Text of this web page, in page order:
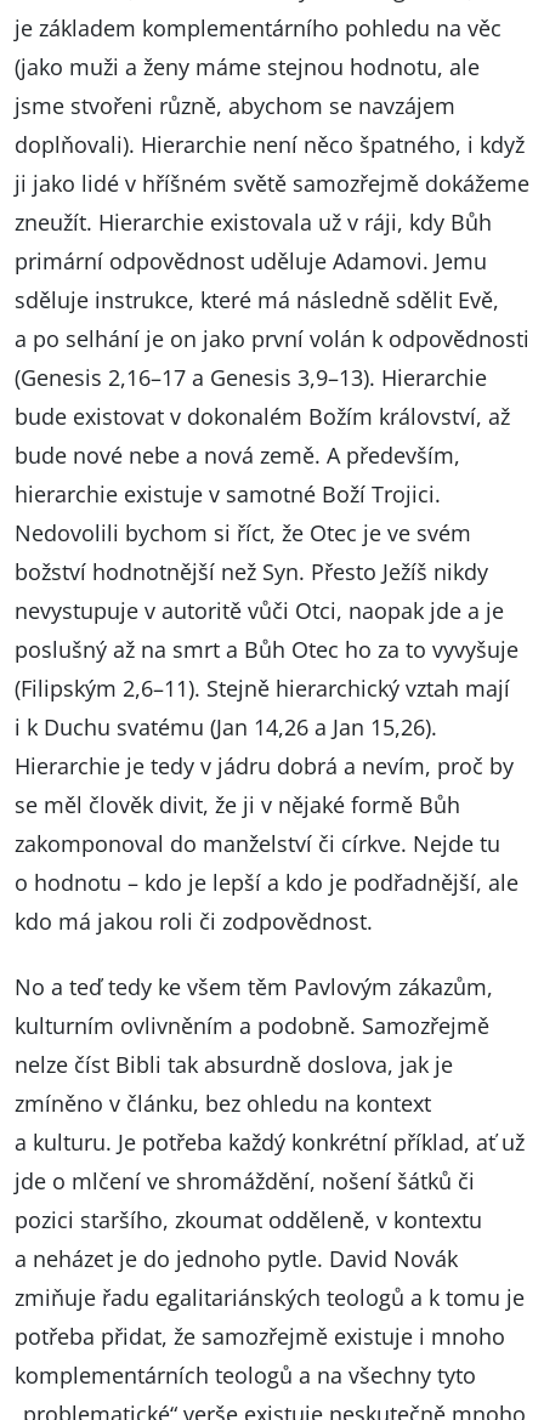
je základem komplementárního pohledu na věc
(jako muži a ženy máme stejnou hodnotu, ale
jsme stvořeni různě, abychom se navzájem
doplňovali). Hierarchie není něco špatného, i když
ji jako lidé v hříšném světě samozřejmě dokážeme
zneužít. Hierarchie existovala už v ráji, kdy Bůh
primární odpovědnost uděluje Adamovi. Jemu
sděluje instrukce, které má následně sdělit Evě,
a po selhání je on jako první volán k odpovědnosti
(Genesis 2,16–17 a Genesis 3,9–13). Hierarchie
bude existovat v dokonalém Božím království, až
bude nové nebe a nová země. A především,
hierarchie existuje v samotné Boží Trojici.
Nedovolili bychom si říct, že Otec je ve svém
božství hodnotnější než Syn. Přesto Ježíš nikdy
nevystupuje v autoritě vůči Otci, naopak jde a je
poslušný až na smrt a Bůh Otec ho za to vyvyšuje
(Filipským 2,6–11). Stejně hierarchický vztah mají
i k Duchu svatému (Jan 14,26 a Jan 15,26).
Hierarchie je tedy v jádru dobrá a nevím, proč by
se měl člověk divit, že ji v nějaké formě Bůh
zakomponoval do manželství či církve. Nejde tu
o hodnotu – kdo je lepší a kdo je podřadnější, ale
kdo má jakou roli či zodpovědnost.
No a teď tedy ke všem těm Pavlovým zákazům,
kulturním ovlivněním a podobně. Samozřejmě
nelze číst Bibli tak absurdně doslova, jak je
zmíněno v článku, bez ohledu na kontext
a kulturu. Je potřeba každý konkrétní příklad, ať už
jde o mlčení ve shromáždění, nošení šátků či
pozici staršího, zkoumat odděleně, v kontextu
a neházet je do jednoho pytle. David Novák
zmiňuje řadu egalitariánských teologů a k tomu je
potřeba přidat, že samozřejmě existuje i mnoho
komplementárních teologů a na všechny tyto